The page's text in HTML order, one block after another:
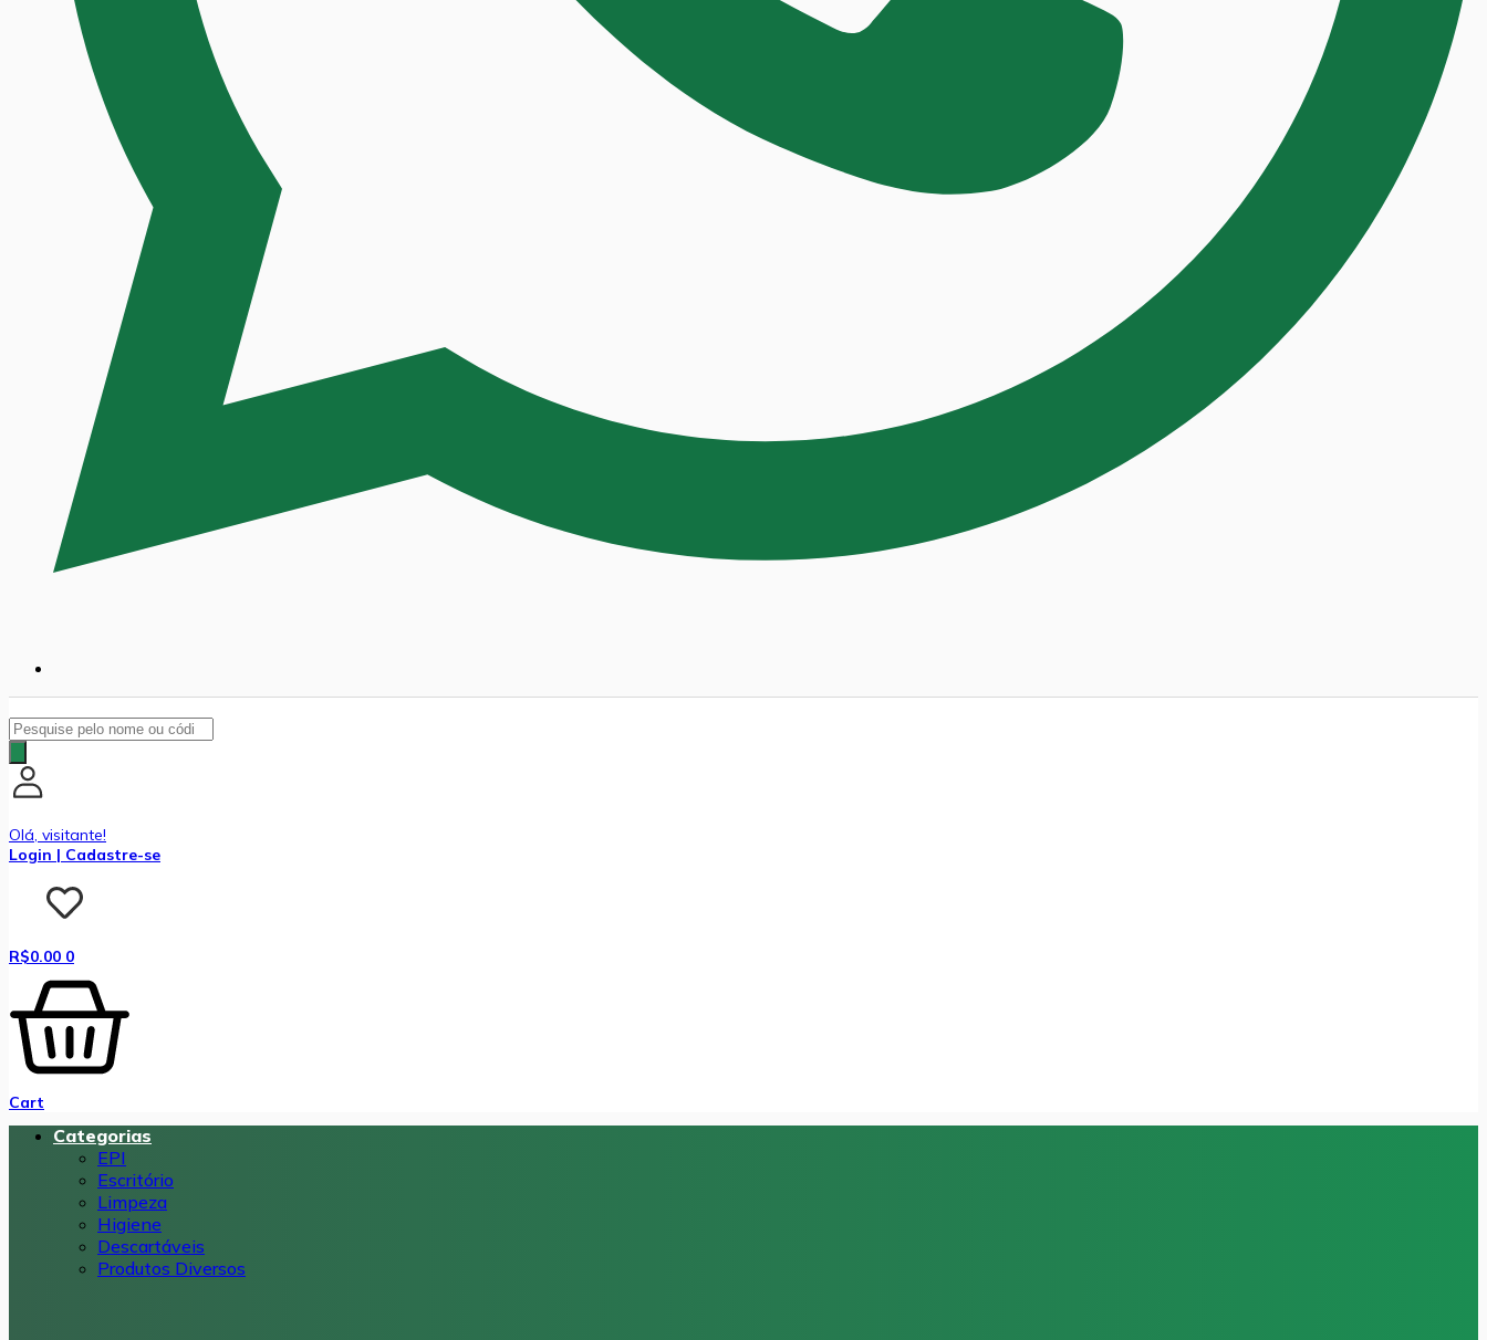
Pesquisar
produtos
Olá, visitante!
Login | Cadastre-se
R$0.00 0
Cart
Categorias
EPI
Escritório
Limpeza
Higiene
Descartáveis
Produtos Diversos